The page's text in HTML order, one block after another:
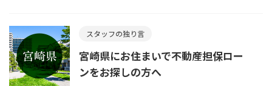
スタッフの独り言
宮崎県にお住まいで不動産担保ロー
ンをお探しの方へ